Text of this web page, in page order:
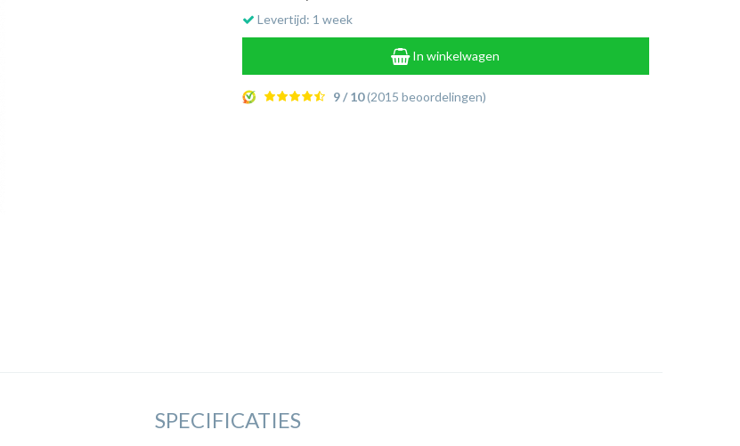
Levertijd: 1 week
In winkelwagen
9 / 10(2015 beoordelingen)
SPECIFICATIES